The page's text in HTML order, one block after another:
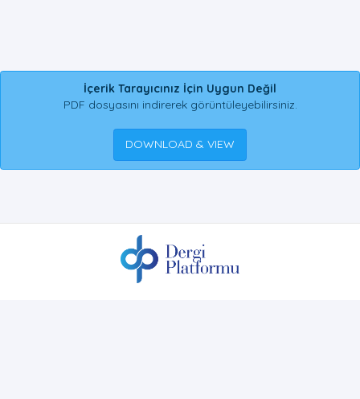
İçerik Tarayıcınız İçin Uygun Değil
PDF dosyasını indirerek görüntüleyebilirsiniz.
DOWNLOAD & VIEW